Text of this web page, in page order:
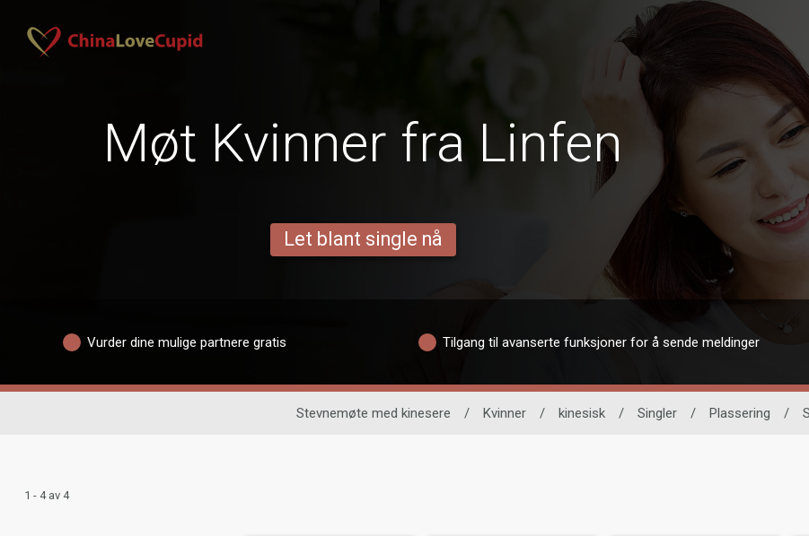
Møt Kvinner fra Linfen
Let blant single nå
Vurder dine mulige partnere gratis Tilgang til avanserte funksjoner for å sende meldinger
Stevnemøte med kinesere / Kvinner / kinesisk / Singler / Plassering /
1 - 4 av 4